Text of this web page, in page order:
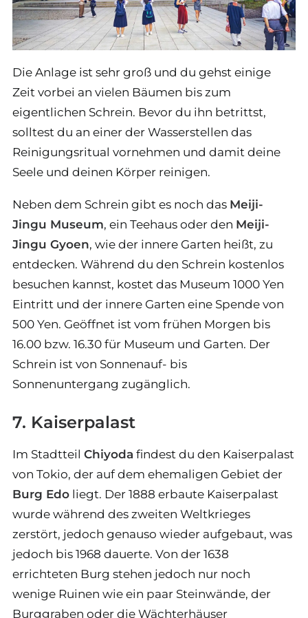
Die Anlage ist sehr groß und du gehst einige
Zeit vorbei an vielen Bäumen bis zum
eigentlichen Schrein. Bevor du ihn betrittst,
solltest du an einer der Wasserstellen das
Reinigungsritual vornehmen und damit deine
Seele und deinen Körper reinigen.
Neben dem Schrein gibt es noch das Meiji-
Jingu Museum, ein Teehaus oder den Meiji-
Jingu Gyoen, wie der innere Garten heißt, zu
entdecken. Während du den Schrein kostenlos
besuchen kannst, kostet das Museum 1000 Yen
Eintritt und der innere Garten eine Spende von
500 Yen. Geöffnet ist vom frühen Morgen bis
16.00 bzw. 16.30 für Museum und Garten. Der
Schrein ist von Sonnenauf- bis
Sonnenuntergang zugänglich.
7. Kaiserpalast
Im Stadtteil Chiyoda findest du den Kaiserpalast
von Tokio, der auf dem ehemaligen Gebiet der
Burg Edo liegt. Der 1888 erbaute Kaiserpalast
wurde während des zweiten Weltkrieges
zerstört, jedoch genauso wieder aufgebaut, was
jedoch bis 1968 dauerte. Von der 1638
errichteten Burg stehen jedoch nur noch
wenige Ruinen wie ein paar Steinwände, der
Burggraben oder die Wächterhäuser